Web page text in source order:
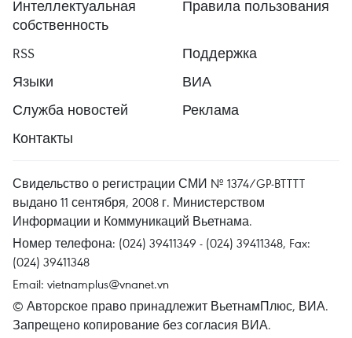
Интеллектуальная
собственность
Правила пользования
RSS
Поддержка
Языки
ВИА
Служба новостей
Реклама
Контакты
Свидельство о регистрации СМИ № 1374/GP-BTTTT
выдано 11 сентября, 2008 г. Министерством
Информации и Коммуникаций Вьетнама.
Номер телефона: (024) 39411349 - (024) 39411348, Fax:
(024) 39411348
Email: vietnamplus@vnanet.vn
© Авторское право принадлежит ВьетнамПлюс, ВИА.
Запрещено копирование без согласия ВИА.